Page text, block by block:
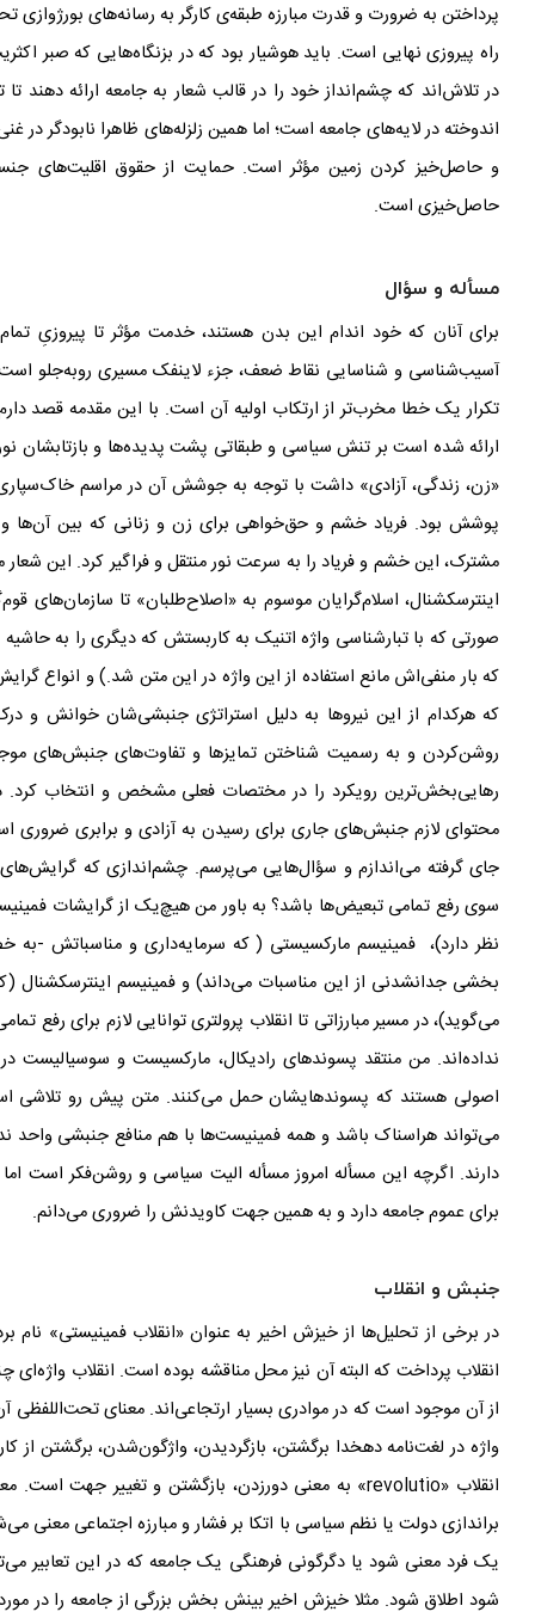
پرداختن به ضرورت و قدرت مبارزه طبقهی کارگر به رسانههای بورژوازی
راه پیروزی نهایی است. باید هوشیار بود که در بزنگاههایی که صبر
در تلاشاند که چشمانداز خود را در قالب شعار به جامعه ارائه
اندوخته در لایههای جامعه است؛ اما همین زلزلههای ظاهرا نابودگر در
و حاصلخیز کردن زمین مؤثر است. حمایت از حقوق اقلیتهای
حاصلخیزی است.
مسأله و سؤال
برای آنان که خود اندام این بدن هستند، خدمت مؤثر تا پیروزیِ
آسیب‌شناسی و شناسایی نقاط ضعف، جزء لاینفک مسیری رو‌به‌جلو
تکرار یک خطا مخربتر از ارتکاب اولیه آن است. با این مقدمه قصد
ارائه شده است بر تنش سیاسی و طبقاتی پشت پدیدهها و بازتابشان
«زن، زندگی، آزادی» داشت با توجه به جوشش آن در مراسم خاک
پوشش بود. فریاد خشم و حقخواهی برای زن و زنانی که بین آنها
مشترک، این خشم و فریاد را به سرعت نور منتقل و فراگیر کرد. این
اینترسکشنال، اسلام‌گرایان موسوم به «اصلاح‌طلبان» تا سازمان‌های قوم
صورتی که با تبارشناسی واژه اتنیک به کاربستش که دیگری را به
که بار منفی‌اش مانع استفاده‌ از این واژه در این متن شد.) و انواع
که هرکدام از این نیروها به دلیل استراتژی جنبشی‌شان خوانش و
روشن‌کردن و به رسمیت شناختن تمایزها و تفاوتهای جنبشهای
رهاییبخشترین رویکرد را در مختصات فعلی مشخص و انتخاب کرد.
محتوای لازم جنبش‌های جاری برای رسیدن به آزادی و برابری ضروری
جای گرفته می‌اندازم و سؤال‌هایی می‌پرسم. چشم‌اندازی که گرایش‌های
سوی رفع تمامی تبعیض‌ها باشد؟ به باور من هیچ‌یک از گرایشات
نظر دارد)، فمینیسم مارکسیستی ( که سرمایه‌داری و مناسباتش -
بخشی جدانشدنی از این مناسبات می‌داند) و فمینیسم اینترسکشنال
می‌گوید)، در مسیر مبارزاتی تا انقلاب پرولتری توانایی لازم برای
نداده‌‌اند. من منتقد پسوندهای رادیکال، مارکسیست و
اصولی هستند که پسوندهایشان حمل می‌کنند. متن پیش رو تلاشی
میتواند هراسناک باشد و همه فمینیستها با هم منافع جنبشی واحد
دارند. اگرچه این مسأله امروز مسأله‌ الیت سیاسی و روشن‌فکر است
برای عموم جامعه دارد و به همین جهت کاویدنش را ضروری می‌دانم.
جنبش و انقلاب
در برخی از تحلیلها از خیزش اخیر به عنوان «انقلاب فمینیستی»
انقلاب پرداخت که البته آن نیز محل مناقشه بوده است. انقلاب واژهای
از آن موجود است که در موادری بسیار ارتجاعی‌اند. معنای تحتاللفظی
واژه در لغتنامه دهخدا برگشتن، بازگردیدن، واژگون‌شدن، برگشتن
انقلاب «revolutio» به معنی دورزدن، بازگشتن و تغییر جهت است.
براندازی دولت یا نظم سیاسی با اتکا بر فشار و مبارزهاجتماعی معنی می
یک فرد معنی شود یا دگرگونی فرهنگی یک جامعه که در این تعابیر می
شود اطلاق شود. مثلا خیزش اخیر بینش بخش بزرگی از جامعه را در